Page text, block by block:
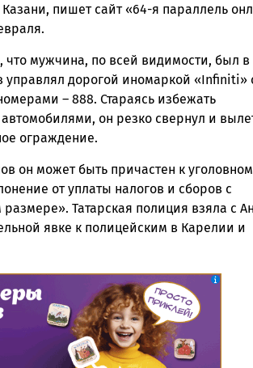
пишет сайт «64-я параллель
что мужчина, по всей видимости, был в
управлял дорогой иномаркой «Infiniti»
– 888. Стараясь избежать
он резко свернул и
ограждение.
он может быть причастен к
от уплаты налогов и сборов с
Татарская полиция взяла с
явке к полицейским в Карелии и